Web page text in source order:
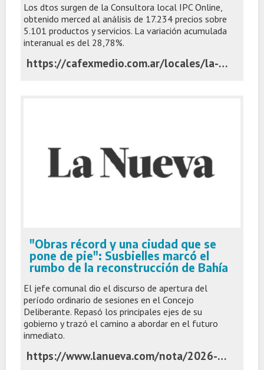
Los dtos surgen de la Consultora local IPC Online,
obtenido merced al análisis de 17.234 precios sobre
5.101 productos y servicios. La variación acumulada
interanual es del 28,78%.
https://cafexmedio.com.ar/locales/la-inflacion-de-febrero-en-bahia-blanca-se-ubico-en-ei-231-y-acumula-en-el-ano-421/
"Obras récord y una ciudad que se
pone de pie": Susbielles marcó el
rumbo de la reconstrucción de Bahía
El jefe comunal dio el discurso de apertura del
período ordinario de sesiones en el Concejo
Deliberante. Repasó los principales ejes de su
gobierno y trazó el camino a abordar en el futuro
inmediato.
https://www.lanueva.com/nota/2026-3-2-10-56-0-obras-record-y-una-ciudad-que-se-pone-de-pie-susbielles-marco-el-rumbo-de-la-reconstruccion-de-bahia